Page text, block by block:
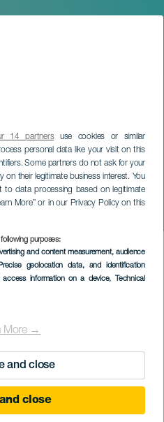
14 partnersuse cookies or similar
personal data like your visit on this
Some partners do not ask for your
their legitimate business interest. You
data processing based on legitimate
More” or in our Privacy Policy on this
purposes:
and content measurement, audience
geolocation data, and identification
information on a device, Technical
More →
and close
close
Orotava